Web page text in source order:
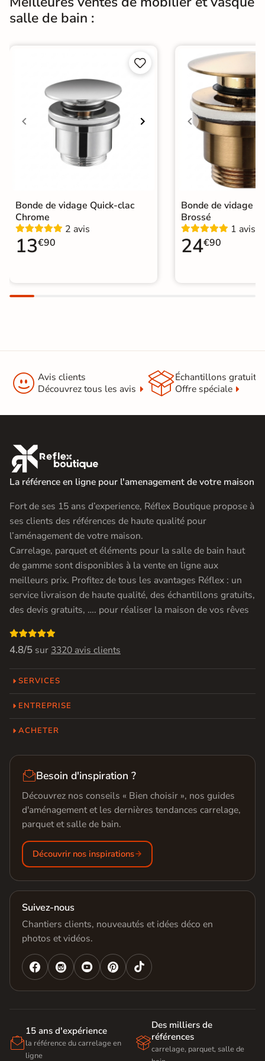
salle de bain :


Bonde de vidage Quick-clac
Chrome
2 avis
13€90
Bonde de vidage
Brossé
1 avis
24€90
 Avis clients
Découvrez tous les avis
Échantillons gratuit
Offre spéciale

La référence en ligne pour l'amenagement de votre maison
Fort de ses 15 ans d’experience, Réflex Boutique propose à
ses clients des références de haute qualité pour
l’aménagement de votre maison.
Carrelage, parquet et éléments pour la salle de bain haut
de gamme sont disponibles à la vente en ligne aux
meilleurs prix. Profitez de tous les avantages Réflex : un
service livraison de haute qualité, des échantillons gratuits,
des devis gratuits, …. pour réaliser la maison de vos rêves

4.8/5 sur 3320 avis clients
SERVICES
ENTREPRISE
ACHETER
Besoin d'inspiration ?
Découvrez nos conseils « Bien choisir », nos guides
d'aménagement et les dernières tendances carrelage,
parquet et salle de bain.
Découvrir nos inspirations
Suivez-nous
Chantiers clients, nouveautés et idées déco en
photos et vidéos.
   

15 ans d'expérience
la référence du carrelage en
ligne

Des milliers de
références
carrelage, parquet, salle de